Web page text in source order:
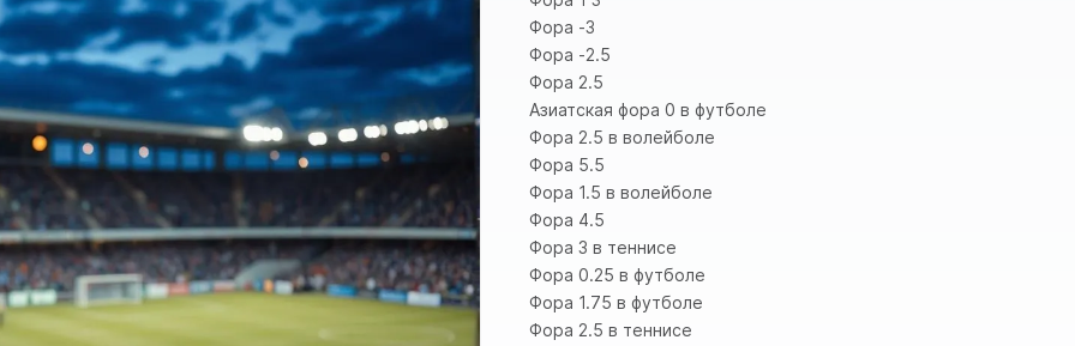
Фора -3
Фора -2.5
Фора 2.5
Азиатская фора 0 в футболе
Фора 2.5 в волейболе
Фора 5.5
Фора 1.5 в волейболе
Фора 4.5
Фора 3 в теннисе
Фора 0.25 в футболе
Фора 1.75 в футболе
Фора 2.5 в теннисе